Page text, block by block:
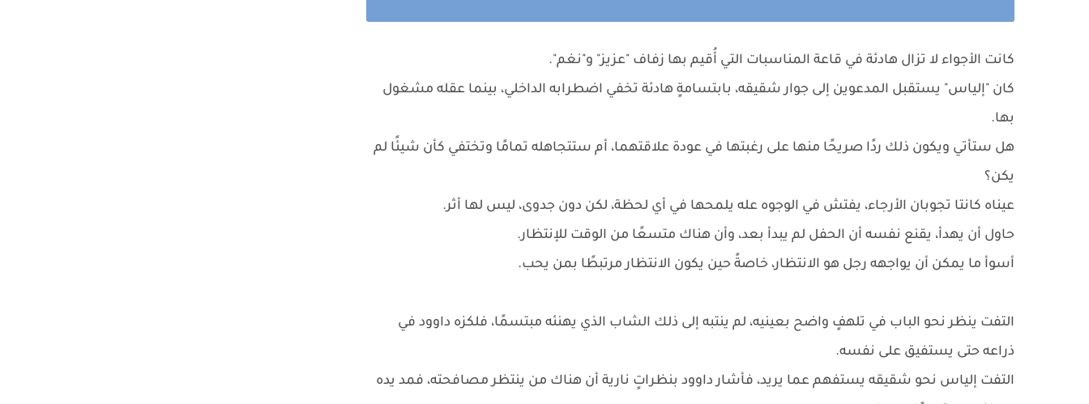
كانت الأجواء لا تزال هادئة في قاعة المناسبات التي أُقيم بها زفاف "عزيز" و"نغم".
كان "إلياس" يستقبل المدعوين إلى جوار شقيقه، بابتسامةٍ هادئة تخفي اضطرابه الداخلي، بينما عقله مشغول
بها.
هل ستأتي ويكون ذلك ردًا صريحًا منها على رغبتها في عودة علاقتهما، أم ستتجاهله تمامًا وتختفي كأن شيئًا لم
يكن؟
عيناه كانتا تجوبان الأرجاء، يفتش في الوجوه عله يلمحها في أي لحظة، لكن دون جدوى، ليس لها أثر.
حاول أن يهدأ، يقنع نفسه أن الحفل لم يبدأ بعد، وأن هناك متسعًا من الوقت للإنتظار.
أسوأ ما يمكن أن يواجهه رجل هو الانتظار، خاصةً حين يكون الانتظار مرتبطًا بمن يحب.
التفت ينظر نحو الباب في تلهفٍ واضح بعينيه، لم ينتبه إلى ذلك الشاب الذي يهنئه مبتسمًا، فلكزه داوود في
ذراعه حتى يستفيق على نفسه.
التفت إلياس نحو شقيقه يستفهم عما يريد، فأشار داوود بنظراتٍ نارية أن هناك من ينتظر مصافحته، فمد يده